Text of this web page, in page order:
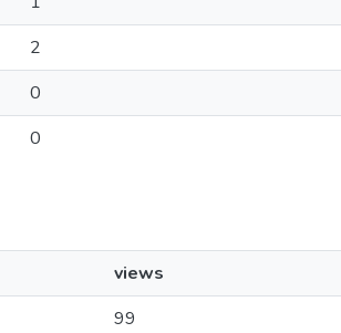
2
0
0
views
99